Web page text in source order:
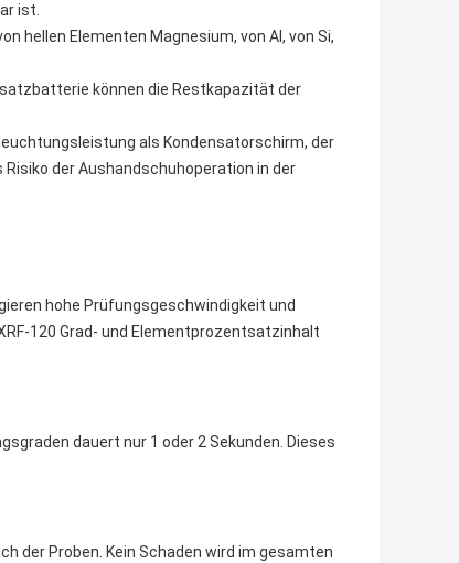
ist.
hellen Elementen Magnesium, von Al, von Si,
können die Restkapazität der
als Kondensatorschirm, der
der Aushandschuhoperation in der
hohe Prüfungsgeschwindigkeit und
120 Grad- und Elementprozentsatzinhalt
dauert nur 1 oder 2 Sekunden. Dieses
der Proben. Kein Schaden wird im gesamten